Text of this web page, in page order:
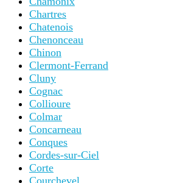
Chartres
Chatenois
Chenonceau
Chinon
Clermont-Ferrand
Cluny
Cognac
Collioure
Colmar
Concarneau
Conques
Cordes-sur-Ciel
Corte
Courchevel